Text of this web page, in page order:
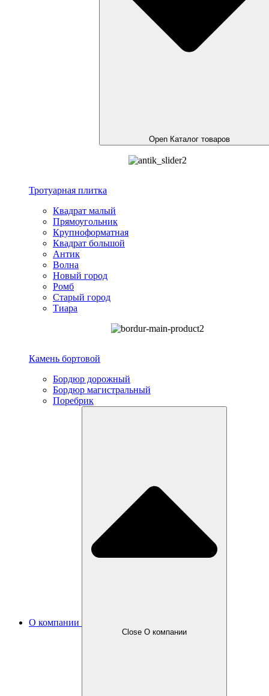
Open Каталог товаров
Тротуарная плитка
Квадрат малый
Прямоугольник
Крупноформатная
Квадрат большой
Антик
Волна
Новый город
Ромб
Старый город
Тиара
Камень бортовой
Бордюр дорожный
Бордюр магистральный
Поребрик
О компании
Close О компании